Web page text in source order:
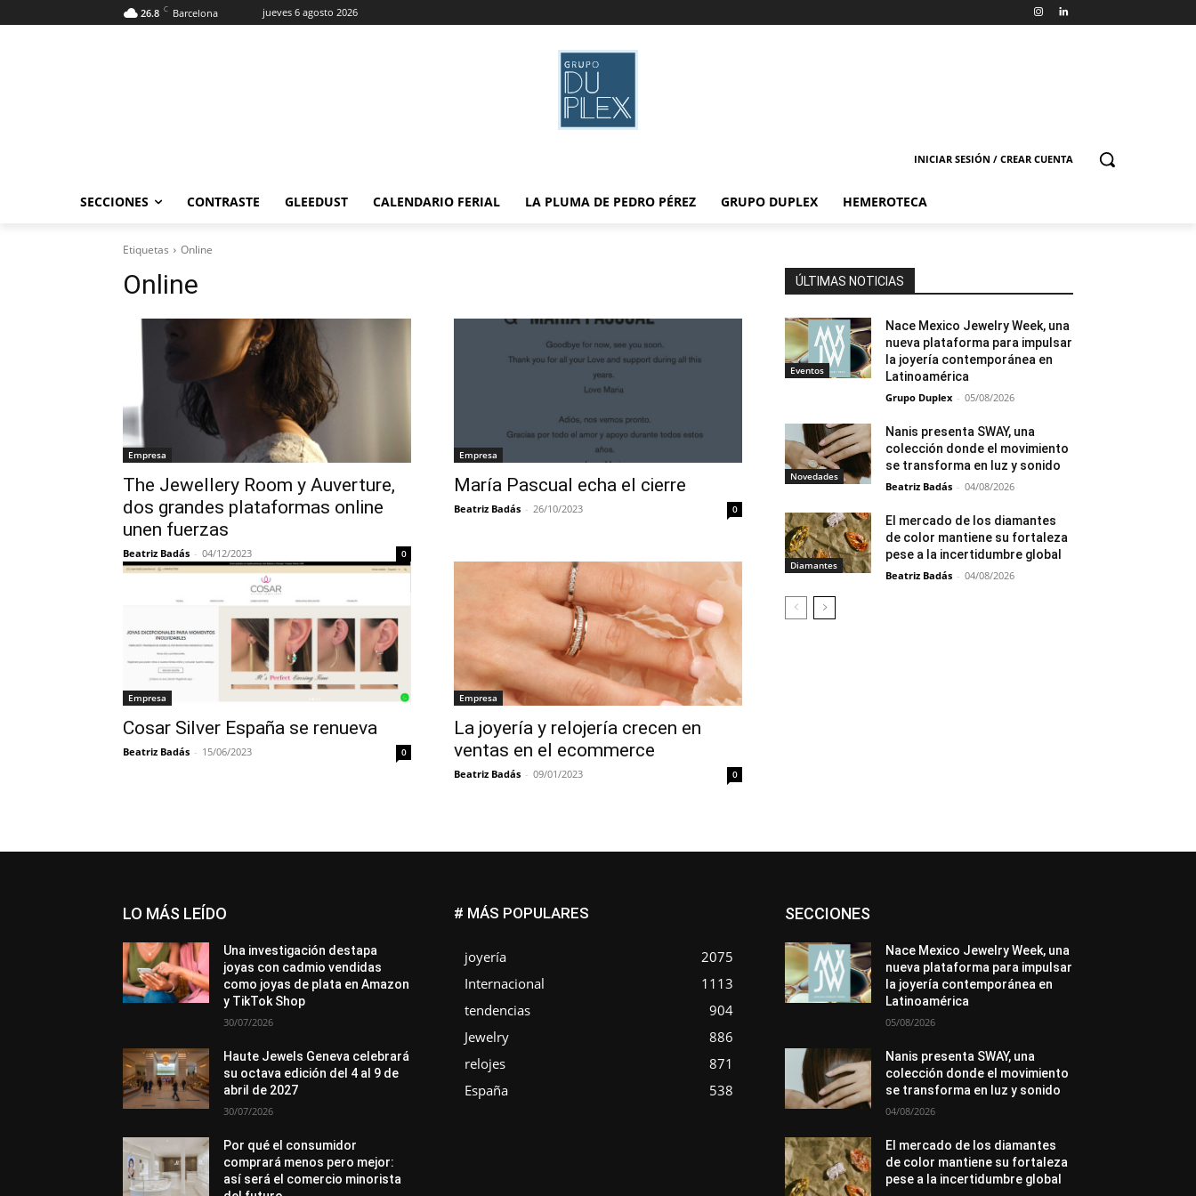
26.8 C Barcelona jueves 6 agosto 2026
INICIAR SESIÓN / CREAR CUENTA
SECCIONES CONTRASTE GLEEDUST CALENDARIO FERIAL LA PLUMA DE PEDRO PÉREZ GRUPO DUPLEX HEMEROTECA
Etiquetas Online
Online
Empresa
The Jewellery Room y Auverture,
dos grandes plataformas online
unen fuerzas
Beatriz Badás - 04/12/2023 0
Empresa
María Pascual echa el cierre
Beatriz Badás - 26/10/2023 0
Empresa
Cosar Silver España se renueva
Beatriz Badás - 15/06/2023 0
Empresa
La joyería y relojería crecen en
ventas en el ecommerce
Beatriz Badás - 09/01/2023 0
ÚLTIMAS NOTICIAS
Eventos
Nace Mexico Jewelry Week, una
nueva plataforma para impulsar
la joyería contemporánea en
Latinoamérica
Grupo Duplex - 05/08/2026
Novedades
Nanis presenta SWAY, una
colección donde el movimiento
se transforma en luz y sonido
Beatriz Badás - 04/08/2026
Diamantes
El mercado de los diamantes
de color mantiene su fortaleza
pese a la incertidumbre global
Beatriz Badás - 04/08/2026
LO MÁS LEÍDO
Una investigación destapa
joyas con cadmio vendidas
como joyas de plata en Amazon
y TikTok Shop
30/07/2026
Haute Jewels Geneva celebrará
su octava edición del 4 al 9 de
abril de 2027
30/07/2026
Por qué el consumidor
comprará menos pero mejor:
así será el comercio minorista
# MÁS POPULARES
joyería
2075
Internacional
1113
tendencias
904
Jewelry
886
relojes
871
España
538
SECCIONESAsociaciones
En tendencia
In memoriam
La Pluma de Pedro Pérez
México
Mundo Técnico
Novedades
Opiniones
Perspectiva
Premios
Secciones
Sin categoría
Nace Mexico Jewelry Week, una
nueva plataforma para impulsar
la joyería contemporánea en
Latinoamérica
05/08/2026
Nanis presenta SWAY, una
colección donde el movimiento
se transforma en luz y sonido
04/08/2026
El mercado de los diamantes
de color mantiene su fortaleza
pese a la incertidumbre global